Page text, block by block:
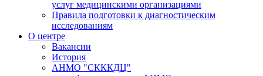
услуг медицинскими организациями
Правила подготовки к диагностическим
исследованиям
О центре
Вакансии
История
АНМО "СКККДЦ"